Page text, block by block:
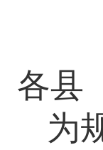
各县
为